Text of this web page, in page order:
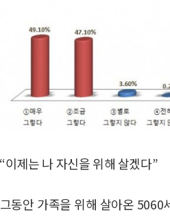
제는 나 자신을 위해 살겠다”
동안 가족을 위해 살아온